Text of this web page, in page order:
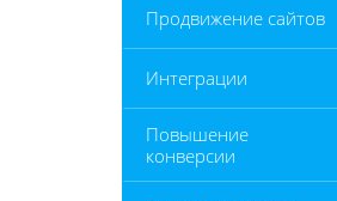
Продвижение сайтов
Интеграции
Повышение
конверсии